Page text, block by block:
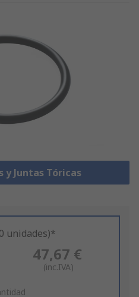
y Juntas Tóricas
unidades)*
47,67 €
(inc.IVA)